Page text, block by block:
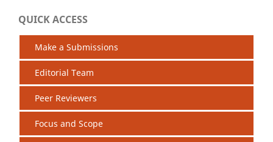
QUICK ACCESS
Make a Submissions
Editorial Team
Peer Reviewers
Focus and Scope